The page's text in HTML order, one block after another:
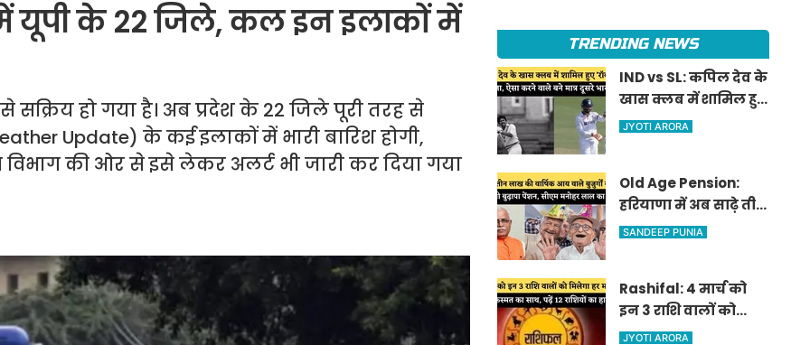
यूपी के 22 जिले, कल इन इलाकों में
सक्रिय हो गया है। अब प्रदेश के 22 जिले पूरी तरह से
Update) के कई इलाकों में भारी बारिश होगी,
की ओर से इसे लेकर अलर्ट भी जारी कर दिया गया
TRENDING NEWS
IND vs SL: कपिल देव के
खास क्लब में शामिल हुए
'रॉकस्टार' जडेजा, ऐसा
JYOTI ARORA
Old Age Pension:
हरियाणा में अब साढ़े तीन
लाख की वार्षिक आय
सीएम मनोहर लाल का
ऐलान
SANDEEP PUNIA
Rashifal: 4 मार्च को
इन 3 राशि वालों को
मिलेगा हर मामले में
JYOTI ARORA